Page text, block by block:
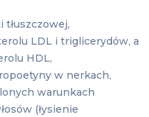
tłuszczowej,
LDL i triglicerydów, a
HDL,
w nerkach,
warunkach
(łysienie